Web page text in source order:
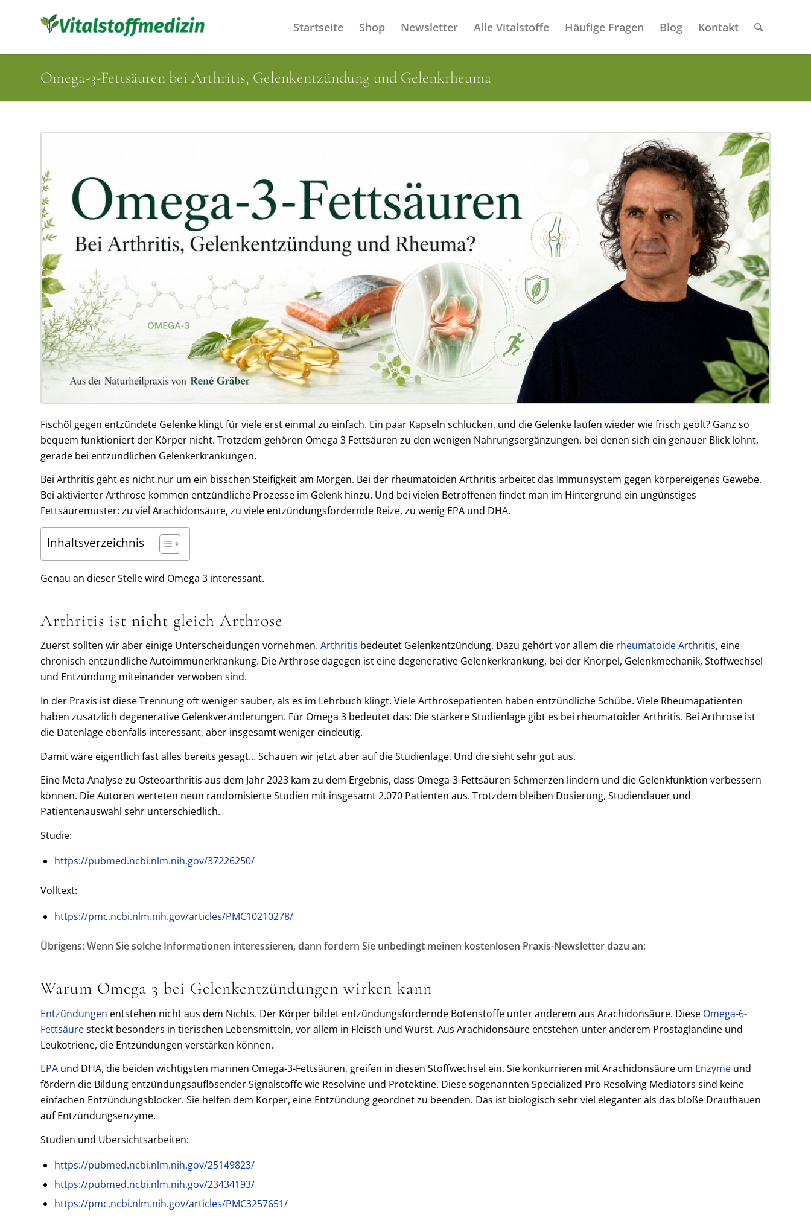
Startseite Shop Newsletter Alle Vitalstoffe Häufige Fragen Blog Kontakt
Omega-3-Fettsäuren bei Arthritis, Gelenkentzündung und Gelenkrheuma
Fischöl gegen entzündete Gelenke klingt für viele erst einmal zu einfach. Ein paar Kapseln schlucken, und die Gelenke laufen wieder wie frisch geölt? Ganz so
bequem funktioniert der Körper nicht. Trotzdem gehören Omega 3 Fettsäuren zu den wenigen Nahrungsergänzungen, bei denen sich ein genauer Blick lohnt,
gerade bei entzündlichen Gelenkerkrankungen.
Bei Arthritis geht es nicht nur um ein bisschen Steifigkeit am Morgen. Bei der rheumatoiden Arthritis arbeitet das Immunsystem gegen körpereigenes Gewebe.
Bei aktivierter Arthrose kommen entzündliche Prozesse im Gelenk hinzu. Und bei vielen Betroffenen findet man im Hintergrund ein ungünstiges
Fettsäuremuster: zu viel Arachidonsäure, zu viele entzündungsfördernde Reize, zu wenig EPA und DHA.
Inhaltsverzeichnis
Genau an dieser Stelle wird Omega 3 interessant.
Arthritis ist nicht gleich Arthrose
Zuerst sollten wir aber einige Unterscheidungen vornehmen. Arthritis bedeutet Gelenkentzündung. Dazu gehört vor allem die rheumatoide Arthritis, eine
chronisch entzündliche Autoimmunerkrankung. Die Arthrose dagegen ist eine degenerative Gelenkerkrankung, bei der Knorpel, Gelenkmechanik, Stoffwechsel
und Entzündung miteinander verwoben sind.
In der Praxis ist diese Trennung oft weniger sauber, als es im Lehrbuch klingt. Viele Arthrosepatienten haben entzündliche Schübe. Viele Rheumapatienten
haben zusätzlich degenerative Gelenkveränderungen. Für Omega 3 bedeutet das: Die stärkere Studienlage gibt es bei rheumatoider Arthritis. Bei Arthrose ist
die Datenlage ebenfalls interessant, aber insgesamt weniger eindeutig.
Damit wäre eigentlich fast alles bereits gesagt… Schauen wir jetzt aber auf die Studienlage. Und die sieht sehr gut aus.
Eine Meta Analyse zu Osteoarthritis aus dem Jahr 2023 kam zu dem Ergebnis, dass Omega-3-Fettsäuren Schmerzen lindern und die Gelenkfunktion verbessern
können. Die Autoren werteten neun randomisierte Studien mit insgesamt 2.070 Patienten aus. Trotzdem bleiben Dosierung, Studiendauer und
Patientenauswahl sehr unterschiedlich.
Studie:
https://pubmed.ncbi.nlm.nih.gov/37226250/
Volltext:
https://pmc.ncbi.nlm.nih.gov/articles/PMC10210278/
Übrigens: Wenn Sie solche Informationen interessieren, dann fordern Sie unbedingt meinen kostenlosen Praxis-Newsletter dazu an:
Warum Omega 3 bei Gelenkentzündungen wirken kann
Entzündungen entstehen nicht aus dem Nichts. Der Körper bildet entzündungsfördernde Botenstoffe unter anderem aus Arachidonsäure. Diese Omega-6-
Fettsäuresteckt besonders in tierischen Lebensmitteln, vor allem in Fleisch und Wurst. Aus Arachidonsäure entstehen unter anderem Prostaglandine und
Leukotriene, die Entzündungen verstärken können.
EPA und DHA, die beiden wichtigsten marinen Omega-3-Fettsäuren, greifen in diesen Stoffwechsel ein. Sie konkurrieren mit Arachidonsäure um Enzyme und
fördern die Bildung entzündungsauflösender Signalstoffe wie Resolvine und Protektine. Diese sogenannten Specialized Pro Resolving Mediators sind keine
einfachen Entzündungsblocker. Sie helfen dem Körper, eine Entzündung geordnet zu beenden. Das ist biologisch sehr viel eleganter als das bloße Draufhauen
auf Entzündungsenzyme.
Studien und Übersichtsarbeiten:
https://pubmed.ncbi.nlm.nih.gov/25149823/
https://pubmed.ncbi.nlm.nih.gov/23434193/
https://pmc.ncbi.nlm.nih.gov/articles/PMC3257651/